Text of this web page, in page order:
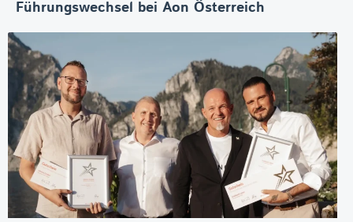
Führungswechsel bei Aon Österreich